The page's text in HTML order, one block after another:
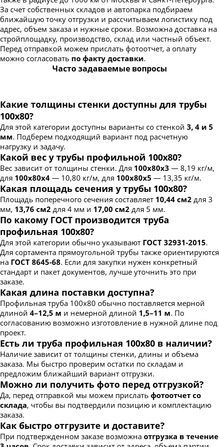
За счет собственных складов и автопарка подбираем
ближайшую точку отгрузки и рассчитываем логистику под
адрес, объем заказа и нужные сроки. Возможна доставка на
стройплощадку, производство, склад или частный объект.
Перед отправкой можем прислать фотоотчет, а оплату
можно согласовать по факту доставки.
Часто задаваемые вопросы
Какие толщины стенки доступны для трубы
100х80?
Для этой категории доступны варианты со стенкой 3, 4 и 5
мм. Подберем подходящий вариант под расчетную
нагрузку и задачу.
Какой вес у трубы профильной 100х80?
Вес зависит от толщины стенки. Для 100х80х3 — 8,19 кг/м,
для 100х80х4 — 10,80 кг/м, для 100х80х5 — 13,35 кг/м.
Какая площадь сечения у трубы 100х80?
Площадь поперечного сечения составляет 10,44 см2 для 3
мм, 13,76 см2 для 4 мм и 17,00 см2 для 5 мм.
По какому ГОСТ производится труба
профильная 100х80?
Для этой категории обычно указывают ГОСТ 32931-2015.
Для сортамента прямоугольной трубы также ориентируются
на ГОСТ 8645-68. Если для закупки нужен конкретный
стандарт и пакет документов, лучше уточнить это при
заказе.
Какая длина поставки доступна?
Профильная труба 100х80 обычно поставляется мерной
длиной 4–12,5 м и немерной длиной 1,5–11 м. По
согласованию возможно изготовление в нужной длине под
проект.
Есть ли труба профильная 100х80 в наличии?
Наличие зависит от толщины стенки, длины и объема
заказа. Мы быстро проверим остатки по складам и
предложим ближайший вариант отгрузки.
Можно ли получить фото перед отгрузкой?
Да, перед отправкой мы можем прислать фотоотчет со
склада, чтобы вы подтвердили позицию и комплектацию
заказа.
Как быстро отгрузите и доставите?
При подтвержденном заказе возможна отгрузка в течение